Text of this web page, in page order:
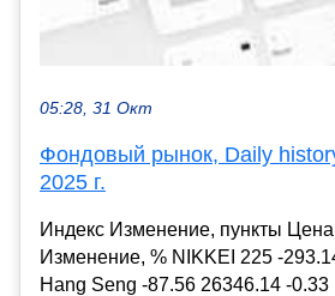
05:28, 31 Окт
Фондовый рынок, Daily
2025 г.
Индекс Изменение, пункты Цена
Изменение, % NIKKEI 225 -
Hang Seng -87.56 26346.14 -0.33